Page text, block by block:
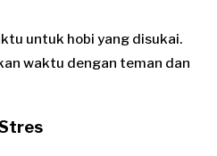
untuk hobi yang disukai.
waktu dengan teman dan